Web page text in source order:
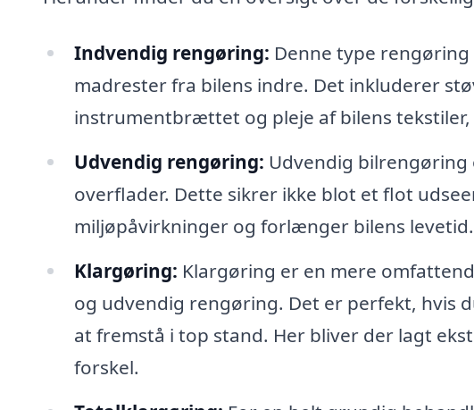
Indvendig rengøring: Denne type
madrester fra bilens indre. Det inkluderer
instrumentbrættet og pleje af bilens
Udvendig rengøring: Udvendig
overflader. Dette sikrer ikke blot et flot
miljøpåvirkninger og forlænger bilens levetid.
Klargøring: Klargøring er en mere
og udvendig rengøring. Det er perfekt, hvis
at fremstå i top stand. Her bliver der lagt
forskel.